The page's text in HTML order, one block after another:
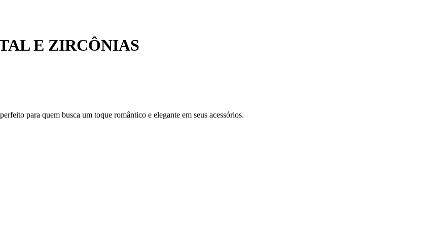
E ZIRCÔNIAS
para quem busca um toque romântico e elegante em seus acessórios.